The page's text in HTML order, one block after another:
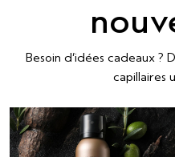
Besoin d’idées cadeaux ?
capillaires